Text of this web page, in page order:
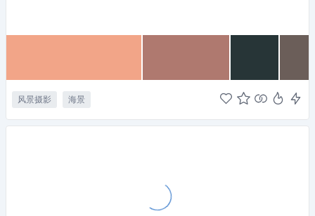
风景摄影 海景